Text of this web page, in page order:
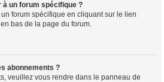
à un forum spécifique ?
forum spécifique en cliquant sur le lien
bas de la page du forum.
abonnements ?
veuillez vous rendre dans le panneau de